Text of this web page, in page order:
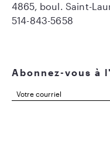
Abonnez-vous à
4865, boul. Saint-
514-843-5658